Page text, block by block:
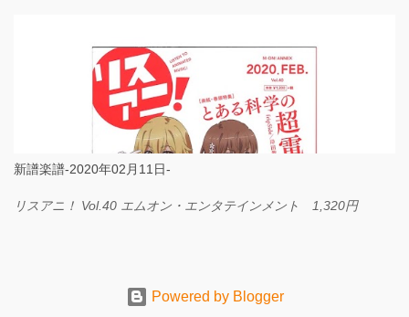
新譜楽譜-2020年02月11日-
リスアニ！ Vol.40 エムオン・エンタテインメント 1,320円
Powered by Blogger